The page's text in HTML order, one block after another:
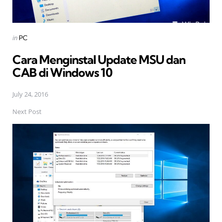
Posted
in PC
Cara Menginstal Update MSU dan
CAB di Windows 10
July 24, 2016
Next Post